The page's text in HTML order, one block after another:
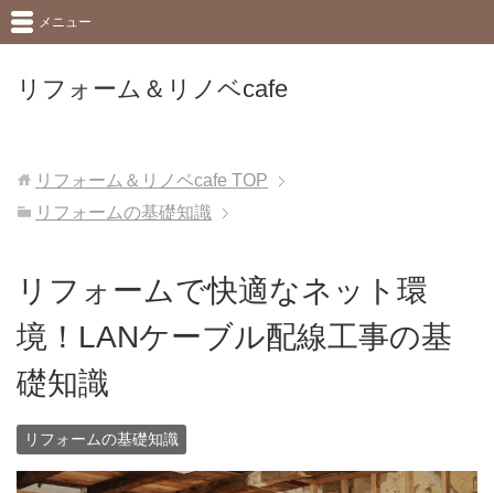
リフォーム＆リノベcafe
メニュー
リフォーム＆リノベcafe TOP
リフォームの基礎知識
リフォームで快適なネット環
境！LANケーブル配線工事の基
礎知識
リフォームの基礎知識